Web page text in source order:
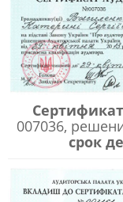
007036,
срок